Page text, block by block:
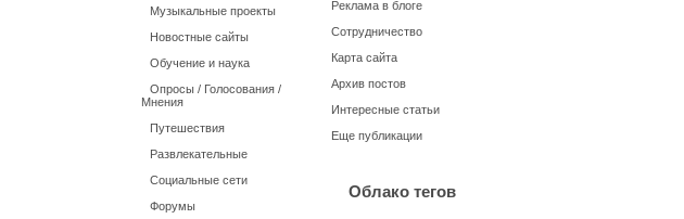
Музыкальные проекты
Новостные сайты
Обучение и наука
Опросы / Голосования /
Мнения
Путешествия
Развлекательные
Социальные сети
Форумы
Реклама в блоге
Сотрудничество
Карта сайта
Архив постов
Интересные статьи
Еще публикации
Облако тегов